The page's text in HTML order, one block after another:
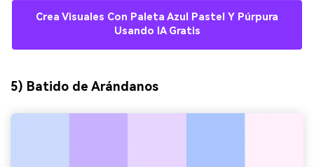
Crea Visuales Con Paleta Azul Pastel Y Púrpura
Usando IA Gratis
5) Batido de Arándanos